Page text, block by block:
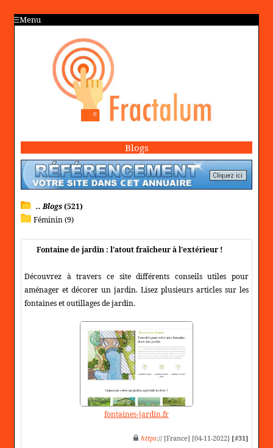
Menu
Blogs
.. Blogs(521)
Féminin (9)
Fontaine de jardin : l'atout fraîcheur à l'extérieur !
Découvrez à travers ce site différents conseils utiles pour
aménager et décorer un jardin. Lisez plusieurs articles sur les
fontaines et outillages de jardin.
fontaines-jardin.fr
https:// [France] [04-11-2022] [#31]